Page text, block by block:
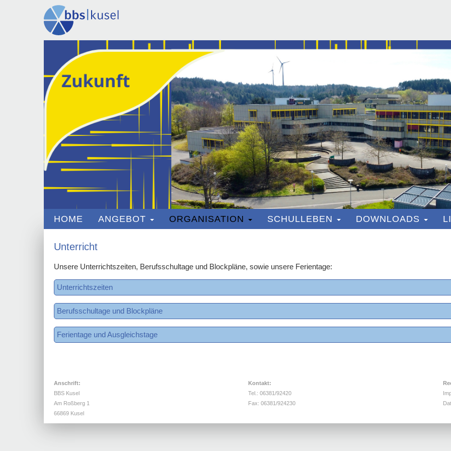
HOME ANGEBOT ORGANISATION SCHULLEBEN DOWNLOADS
Unterricht
Unsere Unterrichtszeiten, Berufsschultage und Blockpläne, sowie unsere Ferientage:
Unterrichtszeiten
Berufsschultage und Blockpläne
Ferientage und Ausgleichstage
Anschrift:
BBS Kusel
Am Roßberg 1
66869 Kusel
Kontakt:
Tel.: 06381/92420
Fax: 06381/924230